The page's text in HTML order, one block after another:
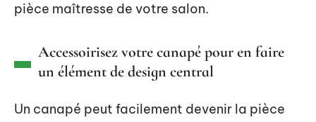
pièce maîtresse de votre salon.
Accessoirisez votre canapé pour en faire
un élément de design central
Un canapé peut facilement devenir la pièce